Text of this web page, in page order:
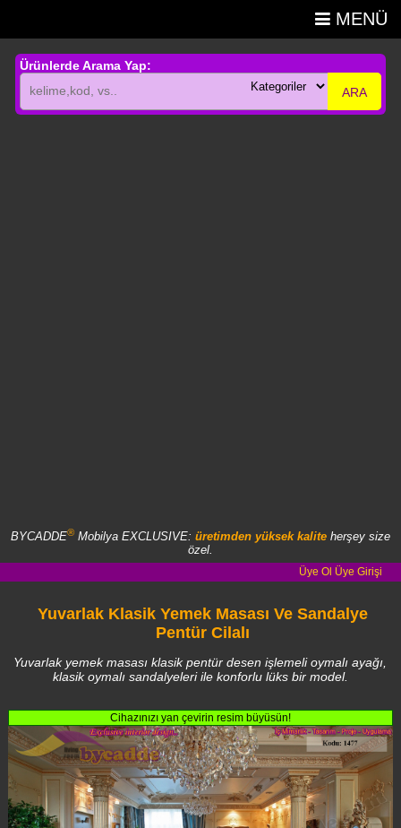
MENÜ
Ürünlerde Arama Yap:
ARA
BYCADDE® Mobilya EXCLUSIVE: üretimden yüksek kalite herşey size
özel.
Üye Ol Üye Girişi
Yuvarlak Klasik Yemek Masası Ve Sandalye
Pentür Cilalı
Yuvarlak yemek masası klasik pentür desen işlemeli oymalı ayağı,
klasik oymalı sandalyeleri ile konforlu lüks bir model.
Cihazınızı yan çevirin resim büyüsün!